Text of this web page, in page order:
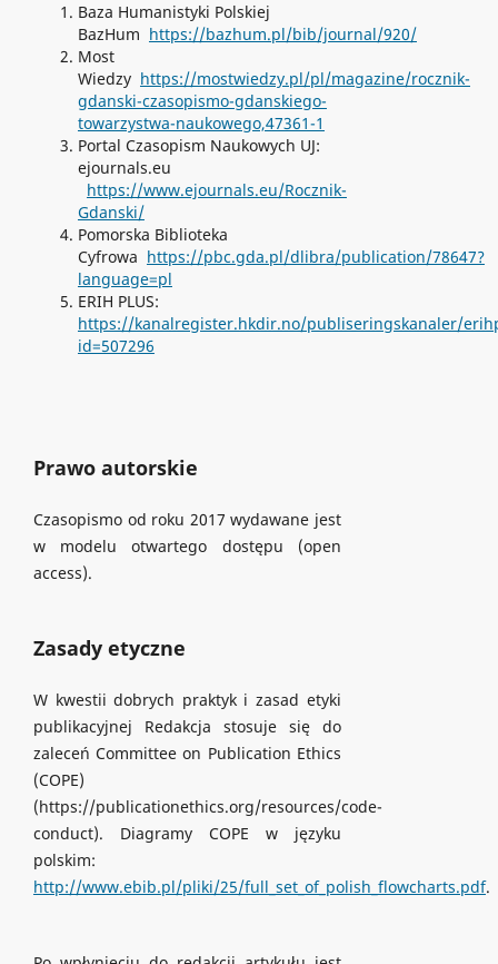
Baza Humanistyki Polskiej
BazHum https://bazhum.pl/bib/journal/920/
Most
Wiedzy https://mostwiedzy.pl/pl/magazine/rocznik-
gdanski-czasopismo-gdanskiego-
towarzystwa-naukowego,47361-1
Portal Czasopism Naukowych UJ:
ejournals.eu
https://www.ejournals.eu/Rocznik-
Gdanski/
Pomorska Biblioteka
Cyfrowa https://pbc.gda.pl/dlibra/publication/78647?
language=pl
ERIH PLUS:
https://kanalregister.hkdir.no/publiseringskanaler/
id=507296
Prawo autorskie
Czasopismo od roku 2017 wydawane jest
w modelu otwartego dostępu (open
access).
Zasady etyczne
W kwestii dobrych praktyk i zasad etyki
publikacyjnej Redakcja stosuje się do
zaleceń Committee on Publication Ethics
(COPE)
(https://publicationethics.org/resources/code-
conduct). Diagramy COPE w języku
polskim:
http://www.ebib.pl/pliki/25/full_set_of_polish_flowcharts.pdf.